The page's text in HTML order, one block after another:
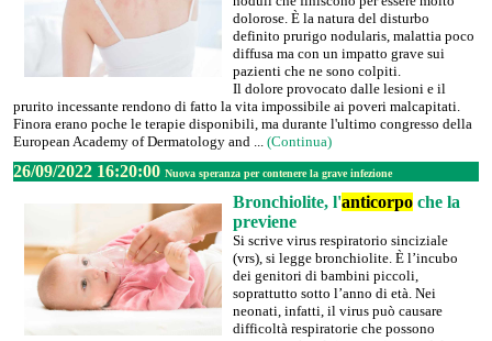
dolorose. È la natura del disturbo
definito prurigo nodularis, malattia poco
diffusa ma con un impatto grave sui
pazienti che ne sono colpiti.
Il dolore provocato dalle lesioni e il
prurito incessante rendono di fatto la vita impossibile ai poveri malcapitati.
Finora erano poche le terapie disponibili, ma durante l'ultimo congresso della
European Academy of Dermatology and ... (Continua)
26/09/2022 16:20:00 Nuova speranza per contenere la grave infezione
Bronchiolite, l'anticorpo che la
previene
Si scrive virus respiratorio sinciziale
(vrs), si legge bronchiolite. È l’incubo
dei genitori di bambini piccoli,
soprattutto sotto l’anno di età. Nei
neonati, infatti, il virus può causare
difficoltà respiratorie che possono